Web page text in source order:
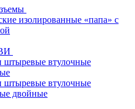
изолированные «папа» с
штыревые втулочные
штыревые втулочные
двойные